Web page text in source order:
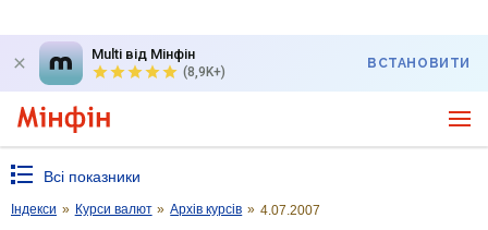
Multi від Мінфін
(8,9K+)
ВСТАНОВИТИ
Всі показники
Індекси » Курси валют » Архів курсів » 4.07.2007